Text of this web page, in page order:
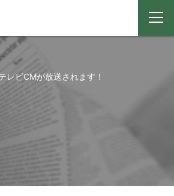
ニ
レビCMが放送されます！